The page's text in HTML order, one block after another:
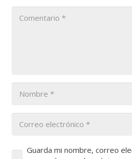
Guarda mi nombre, correo